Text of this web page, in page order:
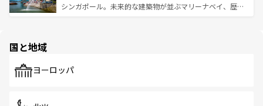
た文化、そして多様な観光資源が、訪れる旅人を魅了し続
うな絶景から文化的な体験まで、香港を存分に楽しみ尽く
シンガポール。未来的な建築物が並ぶマリーナベイ、歴史
で、ホーカーズは地元の風情を楽しめる外せないスポット
国と地域
ヨーロッパ